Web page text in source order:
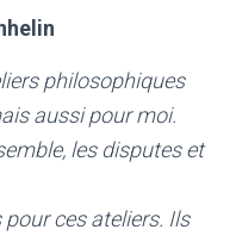
philosophiques
aussi pour moi.
les disputes et
ces ateliers. Ils